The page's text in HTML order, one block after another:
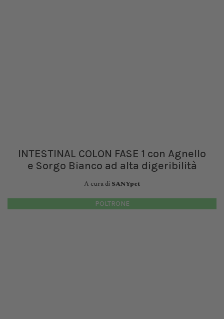
INTESTINAL COLON FASE 1 con Agnello
e Sorgo Bianco ad alta digeribilità
A cura di SANYpet
POLTRONE